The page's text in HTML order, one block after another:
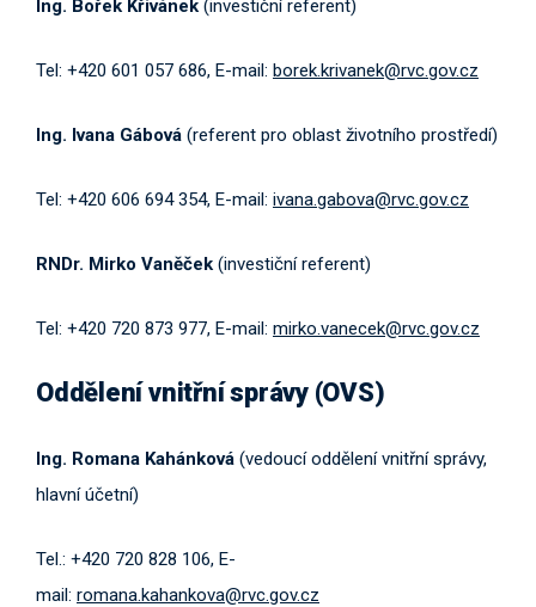
Ing. Bořek Křivánek (investiční referent)
Tel: +420 601 057 686, E-mail: borek.krivanek@rvc.gov.cz
Ing. Ivana Gábová (referent pro oblast životního prostředí)
Tel: +420 606 694 354, E-mail: ivana.gabova@rvc.gov.cz
RNDr. Mirko Vaněček (investiční referent)
Tel: +420 720 873 977, E-mail: mirko.vanecek@rvc.gov.cz
Oddělení vnitřní správy (OVS)
Ing. Romana Kahánková (vedoucí oddělení vnitřní správy,
hlavní účetní)
Tel.: +420 720 828 106, E-
mail: romana.kahankova@rvc.gov.cz